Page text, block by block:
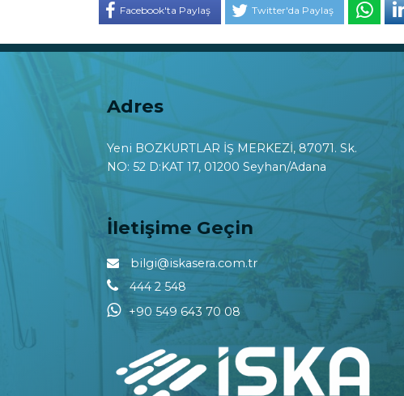
Facebook'ta Paylaş Twitter'da Paylaş
Adres
Yeni BOZKURTLAR İŞ MERKEZİ, 87071. Sk.
NO: 52 D:KAT 17, 01200 Seyhan/Adana
İletişime Geçin
bilgi@iskasera.com.tr
444 2 548
+90 549 643 70 08